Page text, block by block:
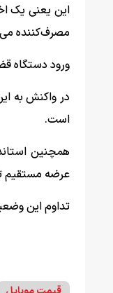
مصرف‌کننده
ورود دستگاه
در واکنش به
است.
همچنین
عرضه مستقیم
تداوم این